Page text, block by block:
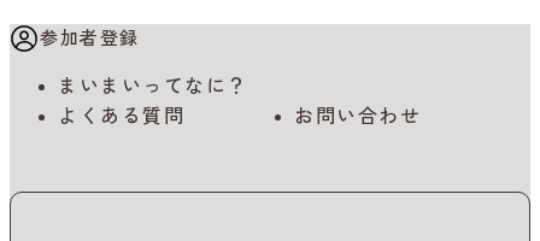
参加者登録
まいまいってなに？
よくある質問
お問い合わせ